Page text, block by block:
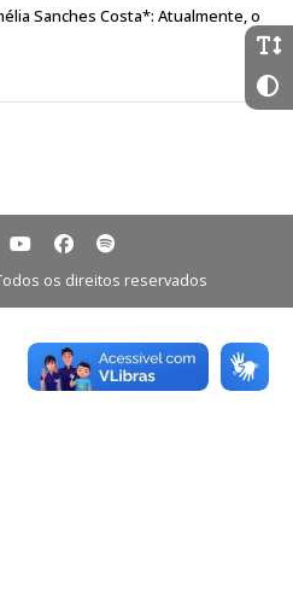
Sanches Costa*: Atualmente, o
os direitos reservados